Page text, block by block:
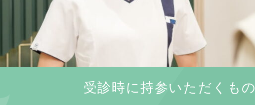
受診時に持参いただくもの